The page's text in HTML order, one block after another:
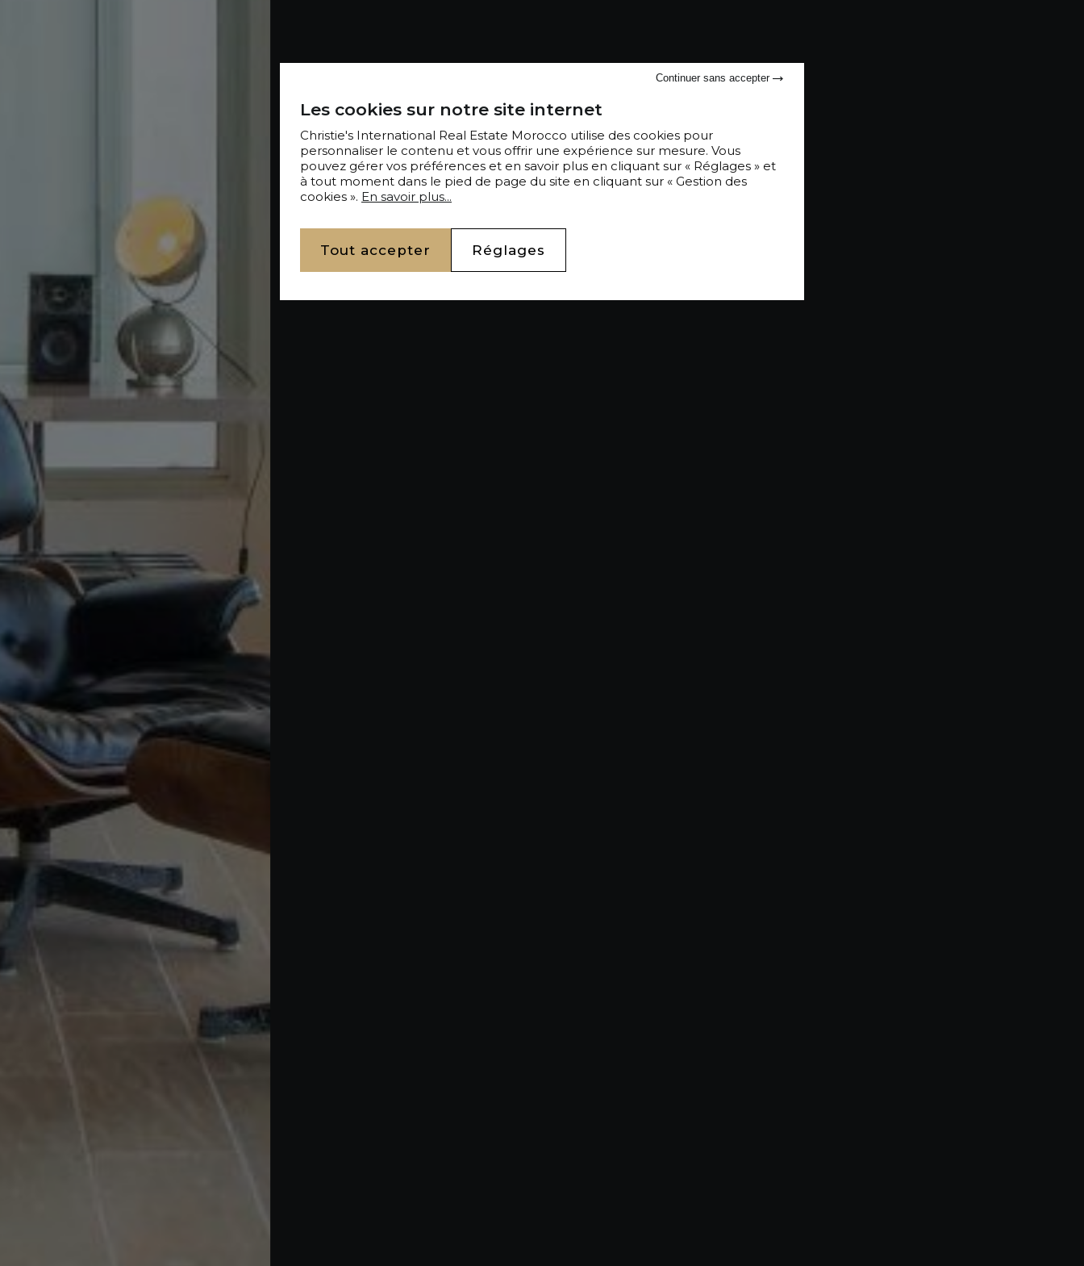
Les cookies sur notre site internet
Christie's International Real Estate Morocco utilise des cookies pour
personnaliser le contenu et vous offrir une expérience sur mesure. Vous
pouvez gérer vos préférences et en savoir plus en cliquant sur « Réglages » et
à tout moment dans le pied de page du site en cliquant sur « Gestion des
cookies ». En savoir plus...
Tout accepter Réglages
Continuer sans accepter